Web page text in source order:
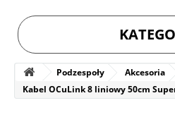
Podzespoły Akcesoria
Kabel OCuLink 8 liniowy 50cm